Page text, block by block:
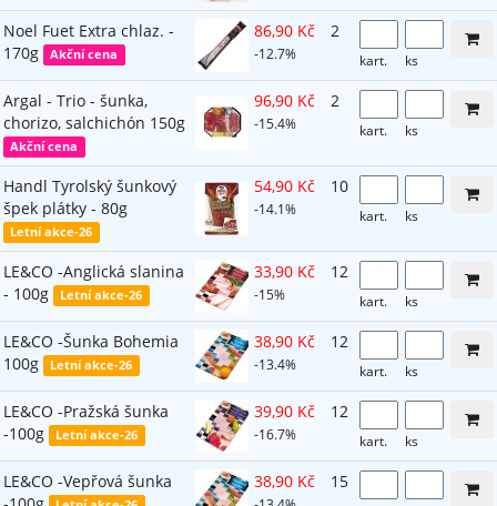
Noel Fuet Extra chlaz. -
170g
Akční cena
86,90 Kč
-12.7%
2
kart. ks
Argal - Trio - šunka,
chorizo, salchichón 150g
Akční cena
96,90 Kč
-15.4%
2
kart. ks
Handl Tyrolský šunkový
špek plátky - 80g
Letní akce-26
54,90 Kč
-14.1%
10
kart. ks
LE&CO -Anglická slanina
- 100g
Letní akce-26
33,90 Kč
-15%
12
kart. ks
LE&CO -Šunka Bohemia
100g
Letní akce-26
38,90 Kč
-13.4%
12
kart. ks
LE&CO -Pražská šunka
-100g
Letní akce-26
39,90 Kč
-16.7%
12
kart. ks
LE&CO -Vepřová šunka
38,90 Kč 15